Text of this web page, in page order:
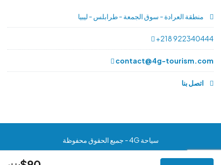
منطقة العرادة - سوق الجمعة - طرابلس - ليبيا
+218 922340444
contact@4g-tourism.com
اتصل بنا
سياحة 4G - جميع الحقوق محفوظة